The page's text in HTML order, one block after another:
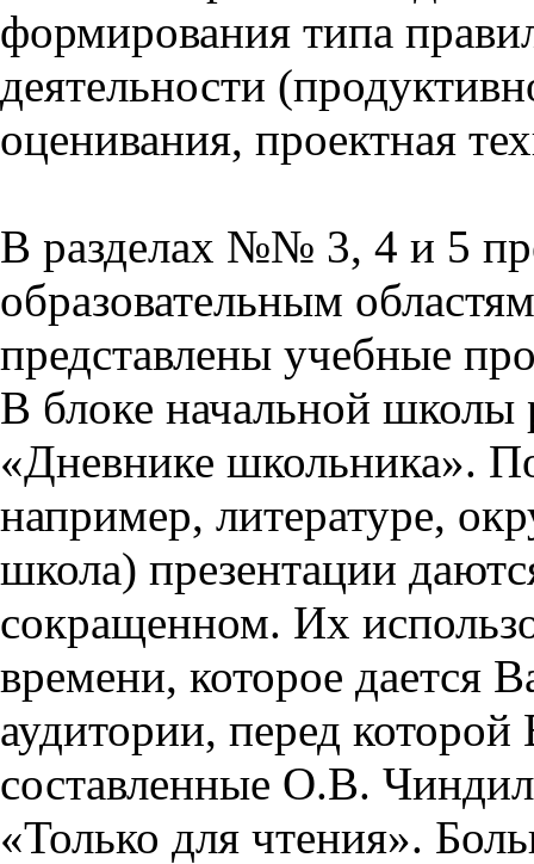
формирования типа
деятельности
оценивания, проектная
В разделах №№ 3, 4 и 5
образовательным
представлены учебные
В блоке начальной школы
«Дневнике школьника».
например, литературе,
школа) презентации
сокращенном. Их
времени, которое дается
аудитории, перед
составленные О.В.
«Только для чтения».